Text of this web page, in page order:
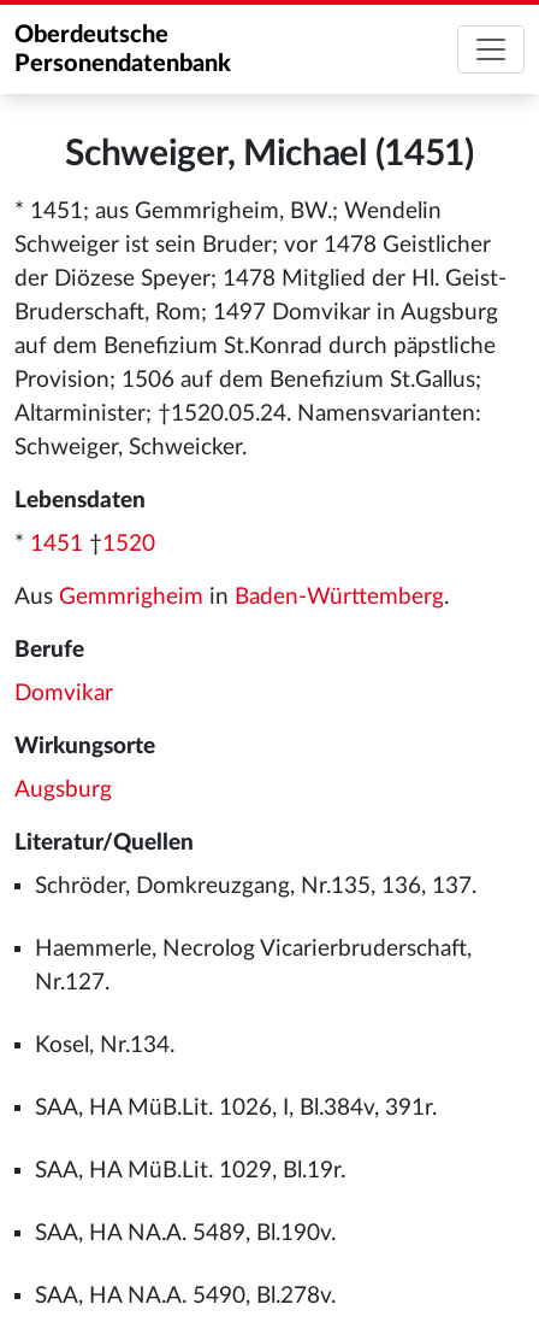
Oberdeutsche
Personendatenbank
Schweiger, Michael (1451)
* 1451; aus Gemmrigheim, BW.; Wendelin
Schweiger ist sein Bruder; vor 1478 Geistlicher
der Diözese Speyer; 1478 Mitglied der Hl. Geist-
Bruderschaft, Rom; 1497 Domvikar in Augsburg
auf dem Benefizium St.Konrad durch päpstliche
Provision; 1506 auf dem Benefizium St.Gallus;
Altarminister; †1520.05.24. Namensvarianten:
Schweiger, Schweicker.
Lebensdaten
* 1451 †1520
Aus Gemmrigheim in Baden-Württemberg.
Berufe
Domvikar
Wirkungsorte
Augsburg
Literatur/Quellen
Schröder, Domkreuzgang, Nr.135, 136, 137.
Haemmerle, Necrolog Vicarierbruderschaft,
Nr.127.
Kosel, Nr.134.
SAA, HA MüB.Lit. 1026, I, Bl.384v, 391r.
SAA, HA MüB.Lit. 1029, Bl.19r.
SAA, HA NA.A. 5489, Bl.190v.
SAA, HA NA.A. 5490, Bl.278v.